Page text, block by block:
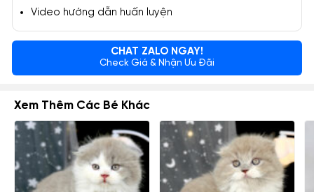
Video hướng dẫn huấn luyện
CHAT ZALO NGAY!
Check Giá & Nhận Ưu Đãi
Xem Thêm Các Bé Khác